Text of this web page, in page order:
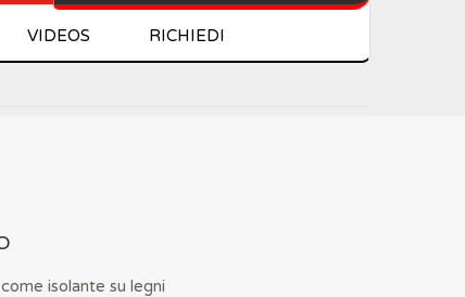
VIDEOS RICHIEDI
isolante su legni